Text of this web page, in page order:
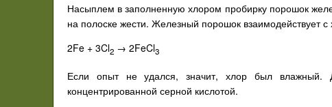
Насыплем в заполненную хлором пробирку порошок
на полоске жести. Железный порошок взаимодействует
2Fe + 3Cl2 → 2FeCl3
Если опыт не удался, значит, хлор был влажный.
концентрированной серной кислотой.